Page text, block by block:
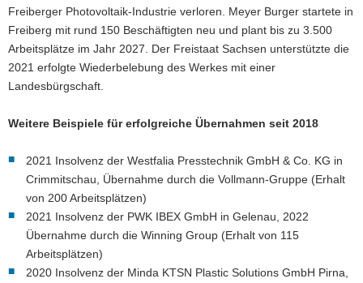
Freiberger Photovoltaik-Industrie verloren. Meyer Burger startete in
Freiberg mit rund 150 Beschäftigten neu und plant bis zu 3.500
Arbeitsplätze im Jahr 2027. Der Freistaat Sachsen unterstützte die
2021 erfolgte Wiederbelebung des Werkes mit einer
Landesbürgschaft.
Weitere Beispiele für erfolgreiche Übernahmen seit 2018
2021 Insolvenz der Westfalia Presstechnik GmbH & Co. KG in
Crimmitschau, Übernahme durch die Vollmann-Gruppe (Erhalt
von 200 Arbeitsplätzen)
2021 Insolvenz der PWK IBEX GmbH in Gelenau, 2022
Übernahme durch die Winning Group (Erhalt von 115
Arbeitsplätzen)
2020 Insolvenz der Minda KTSN Plastic Solutions GmbH Pirna,